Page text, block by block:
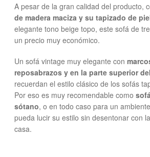
A pesar de la gran calidad del producto,
de madera maciza y su tapizado de
elegante tono beige topo, este sofá de
un precio muy económico.
Un sofá vintage muy elegante con
reposabrazos y en la parte superior del
recuerdan el estilo clásico de los sofás
Por eso es muy recomendable como
sótano, o en todo caso para un
pueda lucir su estilo sin desentonar con
casa.